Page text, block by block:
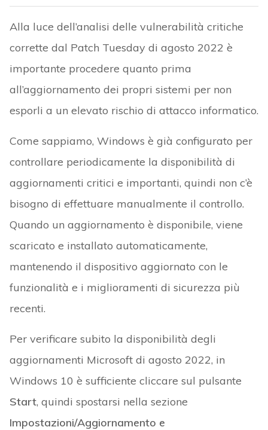
Alla luce dell’analisi delle vulnerabilità critiche
corrette dal Patch Tuesday di agosto 2022 è
importante procedere quanto prima
all’aggiornamento dei propri sistemi per non
esporli a un elevato rischio di attacco informatico.
Come sappiamo, Windows è già configurato per
controllare periodicamente la disponibilità di
aggiornamenti critici e importanti, quindi non c’è
bisogno di effettuare manualmente il controllo.
Quando un aggiornamento è disponibile, viene
scaricato e installato automaticamente,
mantenendo il dispositivo aggiornato con le
funzionalità e i miglioramenti di sicurezza più
recenti.
Per verificare subito la disponibilità degli
aggiornamenti Microsoft di agosto 2022, in
Windows 10 è sufficiente cliccare sul pulsante
Start, quindi spostarsi nella sezione
Impostazioni/Aggiornamento e